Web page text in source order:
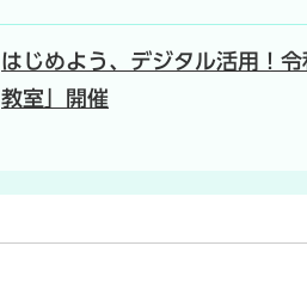
はじめよう、デジタル活用！
教室」開催